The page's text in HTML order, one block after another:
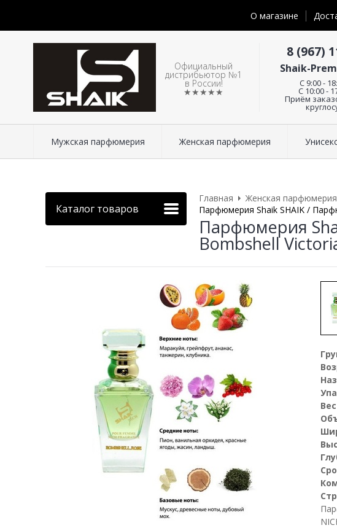
О магазине
Официальный
дистрибьютор №1
в России!
★★★★★
8 (967)
Shaik-
C 9:00 -
С 10:00 -
Приём
Мужская парфюмерия Женская парфюмерия
Каталог товаров
Главная Женская парфюмерия
Парфюмерия Shaik SHAIK /
Парфюмерия
Bombshell